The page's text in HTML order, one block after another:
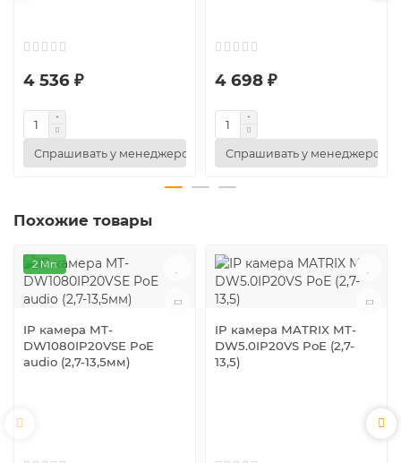
4 536 ₽
Спрашивать у менеджеров
4 698 ₽
Спрашивать у менеджеров
Похожие товары
2 Мп
IP камера MT-
DW1080IP20VSE PoE
audio (2,7-13,5мм)
IP камера MATRIX MT-
DW5.0IP20VS PoE (2,7-
13,5)